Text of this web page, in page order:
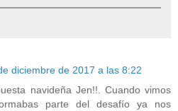
diciembre de 2017 a las 8:22
navideña Jen!!. Cuando vimos
parte del desafío ya nos